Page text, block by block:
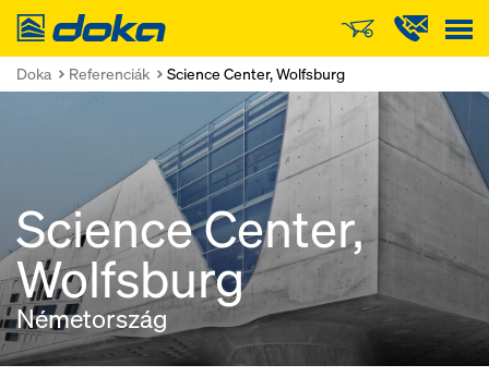
Doka
Doka Referenciák Science Center, Wolfsburg
Science Center,
Wolfsburg
Németország